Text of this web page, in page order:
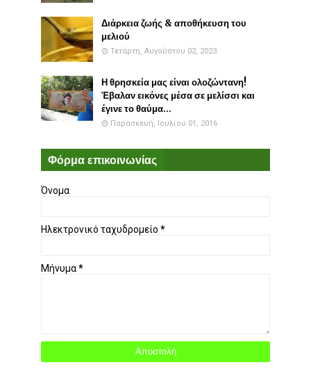
Διάρκεια ζωής & αποθήκευση του
μελιού
Τετάρτη, Αυγούστου 02, 2023
Η θρησκεία μας είναι ολοζώντανη!
Έβαλαν εικόνες μέσα σε μελίσσι και
έγινε το θαύμα...
Παρασκευή, Ιουλίου 01, 2016
Φόρμα επικοινωνίας
Όνομα
Ηλεκτρονικό ταχυδρομείο *
Μήνυμα*